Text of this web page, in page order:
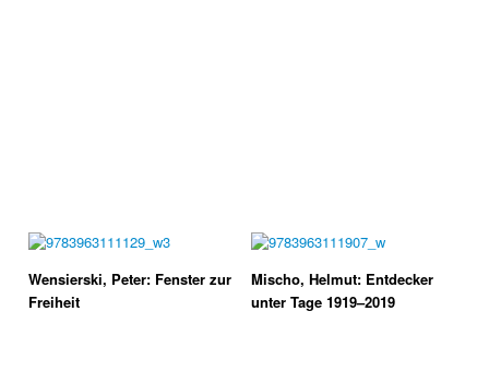
Wensierski, Peter: Fenster zur
Freiheit
Mischo, Helmut: Entdecker
unter Tage 1919–2019